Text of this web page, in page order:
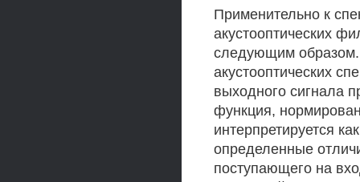
Применительно к
акустооптических
следующим
акустооптических
выходного сигнала
функция,
интерпретируется
определенные
поступающего на